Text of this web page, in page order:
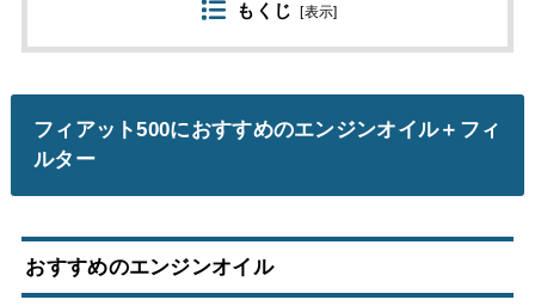
もくじ [表示]
フィアット500におすすめのエンジンオイル＋フィ
ルター
おすすめのエンジンオイル